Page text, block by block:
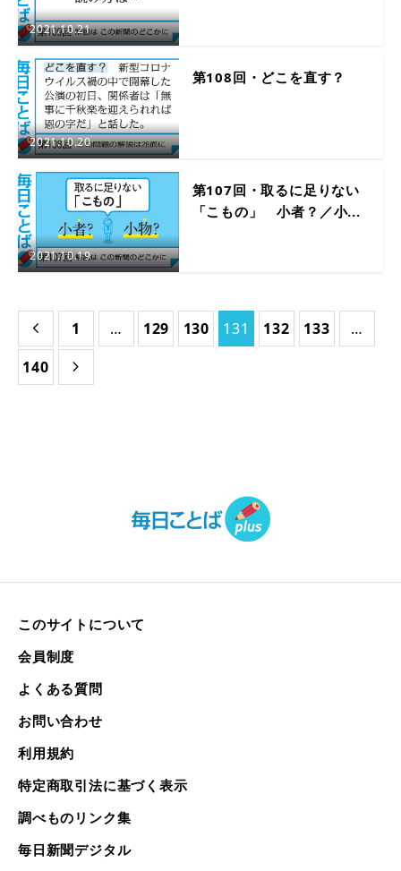
2021.10.21
2021.10.20
第108回・どこを直す？
2021.10.19
第107回・取るに足りない
「こもの」 小者？／小...
 1 … 129 130 131 132 133
…
140

このサイトについて
会員制度
よくある質問
お問い合わせ
利用規約
特定商取引法に基づく表示
調べものリンク集
毎日新聞デジタル